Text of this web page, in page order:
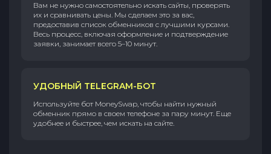
Вам не нужно самостоятельно искать сайты, проверять
их и сравнивать цены. Мы сделаем это за вас,
предоставив список обменников с лучшими курсами.
Весь процесс, включая оформление и подтверждение
заявки, занимает всего 5–10 минут.
УДОБНЫЙ TELEGRAM-БОТ
Используйте бот MoneySwap, чтобы найти нужный
обменник прямо в своем телефоне за пару минут. Еще
удобнее и быстрее, чем искать на сайте.